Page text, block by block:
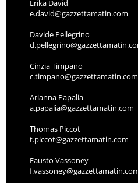
Erika David
e.david@gazzettamatin.com
Davide Pellegrino
Cinzia Timpano
c.timpano@gazzettamatin.com
Arianna Papalia
a.papalia@gazzettamatin.com
Thomas Piccot
t.piccot@gazzettamatin.com
Fausto Vassoney